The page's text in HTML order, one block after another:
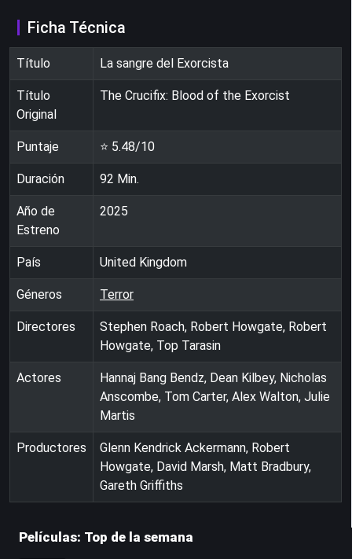
Ficha Técnica
Título La sangre del Exorcista
Título
Original
The Crucifix: Blood of the Exorcist
Puntaje ⭐ 5.48/10
Duración 92 Min.
Año de
Estreno
2025
País United Kingdom
Géneros Terror
Directores
Stephen Roach, Robert Howgate, Robert
Howgate, Top Tarasin
Actores
Hannaj Bang Bendz, Dean Kilbey, Nicholas
Anscombe, Tom Carter, Alex Walton, Julie
Martis
Productores
Glenn Kendrick Ackermann, Robert
Howgate, David Marsh, Matt Bradbury,
Gareth Griffiths
Películas: Top de la semana